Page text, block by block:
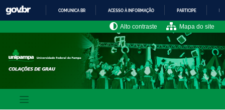
para
o
conteúdo
IR
PARA
O
CONTEÚDO
COMUNICA BR ACESSO À INFORMAÇÃO PARTICIPE
Alto contraste Mapa do site